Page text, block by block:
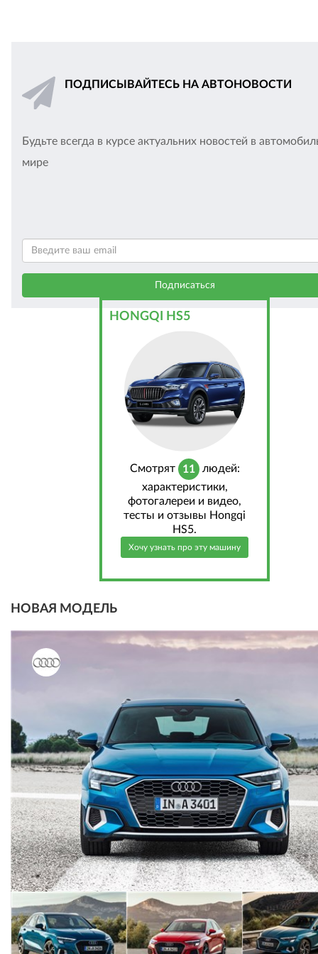
ПОДПИСЫВАЙТЕСЬ НА АВТОНОВОСТИ
Будьте всегда в курсе актуальних новостей в
мире
HONGQI HS5
Cмотрят 11 людей:
характеристики,
фотогалереи и видео,
тесты и отзывы Hongqi
HS5.
Хочу узнать про эту машину
НОВАЯ МОДЕЛЬ